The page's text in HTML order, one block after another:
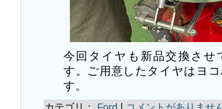
今回タイヤも新品交換さ
す。ご用意したタイヤはヨ
す。